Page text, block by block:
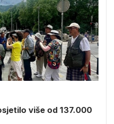
više od 137.000